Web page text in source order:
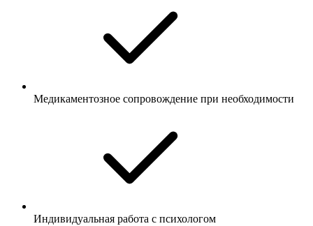
Медикаментозное сопровождение при необходимости
Индивидуальная работа с психологом